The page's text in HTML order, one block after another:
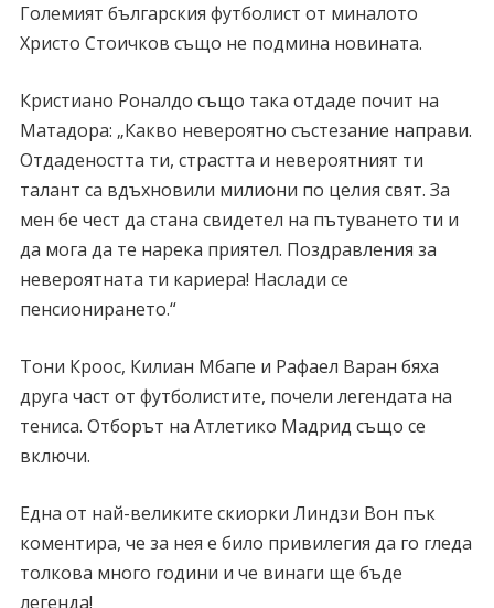
Големият българския футболист от миналото
Христо Стоичков също не подмина новината.
Кристиано Роналдо също така отдаде почит на
Матадора: „Какво невероятно състезание направи.
Отдадеността ти, страстта и невероятният ти
талант са вдъхновили милиони по целия свят. За
мен бе чест да стана свидетел на пътуването ти и
да мога да те нарека приятел. Поздравления за
невероятната ти кариера! Наслади се
пенсионирането.“
Тони Кроос, Килиан Мбапе и Рафаел Варан бяха
друга част от футболистите, почели легендата на
тениса. Отборът на Атлетико Мадрид също се
включи.
Една от най-великите скиорки Линдзи Вон пък
коментира, че за нея е било привилегия да го гледа
толкова много години и че винаги ще бъде
легенда!